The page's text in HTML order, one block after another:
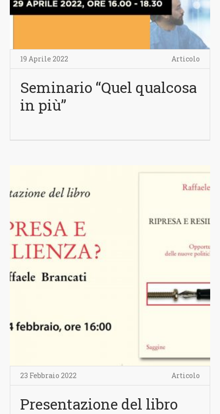
19 Aprile 2022 Articolo
Seminario “Quel qualcosa
in più”
23 Febbraio 2022 Articolo
Presentazione del libro